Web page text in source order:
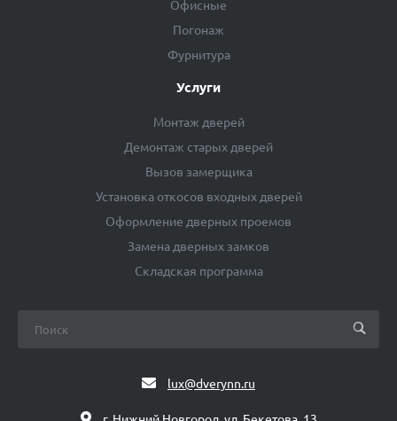
Офисные
Погонаж
Фурнитура
Услуги
Монтаж дверей
Демонтаж старых дверей
Вызов замерщика
Установка откосов входных дверей
Оформление дверных проемов
Замена дверных замков
Складская программа
lux@dverynn.ru